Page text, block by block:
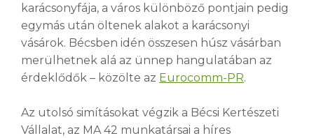
karácsonyfája, a város különböző pontjain pedig
egymás után öltenek alakot a karácsonyi
vásárok. Bécsben idén összesen húsz vásárban
merülhetnek alá az ünnep hangulatában az
érdeklődők – közölte az Eurocomm-PR.
Az utolsó simításokat végzik a Bécsi Kertészeti
Vállalat, az MA 42 munkatársai a híres